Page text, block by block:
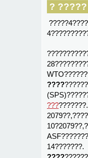
?
????
???
14???????.